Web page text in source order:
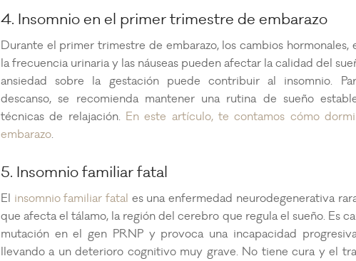
4. Insomnio en el primer trimestre de embarazo
Durante el primer trimestre de embarazo, los cambios hormonales,
la frecuencia urinaria y las náuseas pueden afectar la calidad del
ansiedad sobre la gestación puede contribuir al insomnio.
descanso, se recomienda mantener una rutina de sueño
técnicas de relajación. En este artículo, te contamos cómo
embarazo.
5. Insomnio familiar fatal
El insomnio familiar fatal es una enfermedad neurodegenerativa
que afecta el tálamo, la región del cerebro que regula el sueño. Es
mutación en el gen PRNP y provoca una incapacidad
llevando a un deterioro cognitivo muy grave. No tiene cura y el